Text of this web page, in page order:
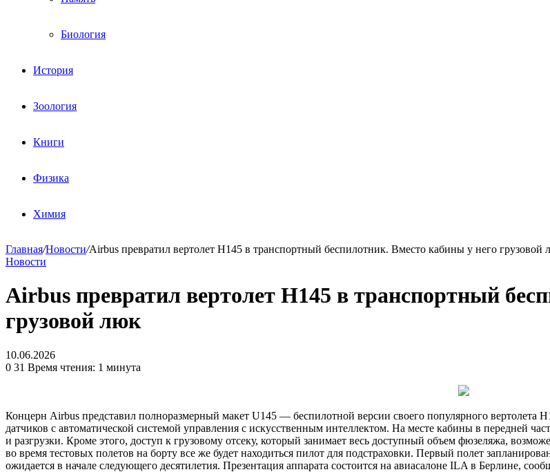
Биология
История
Зоология
Книги
Физика
Химия
Главная/Новости/Airbus превратил вертолет H145 в транспортный беспилотник. Вместо кабины у него грузовой
Новости
Airbus превратил вертолет H145 в транспортный
грузовой люк
10.06.2026
0 31 Время чтения: 1 минута
Концерн Airbus представил полноразмерный макет U145 — беспилотной версии своего популярного вертолета
датчиков с автоматической системой управления с искусственным интеллектом. На месте кабины в передней
и разгрузки. Кроме этого, доступ к грузовому отсеку, который занимает весь доступный объем фюзеляжа,
во время тестовых полетов на борту все же будет находиться пилот для подстраховки. Первый полет
ожидается в начале следующего десятилетия. Презентация аппарата состоится на авиасалоне ILA в Берлине,